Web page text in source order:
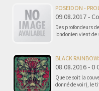
POSEIDON -
09.08.2017 -
Des profondeurs
londonien vient
BLACK
08.08.2016 - 0
Que ce soit la
donné de voir), le